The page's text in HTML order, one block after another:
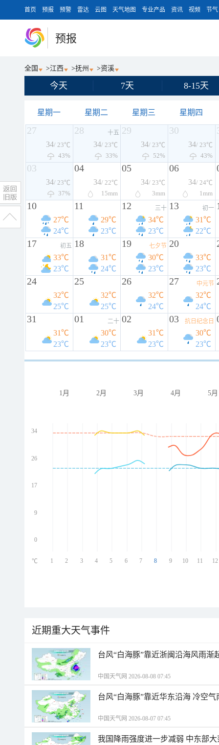
首页 预报 预警 雷达 云图 天气地图 专业产品 资讯 视频 节气
预报
全国 >江西 >抚州 >资溪
今天 7天 8-15天
星期一 星期二 星期三 星期四
27
34/ 23℃
43%
28 十五
34/ 23℃
33%
29
34/ 23℃
52%
30
34/ 23℃
43%
03
34/ 23℃
37%
04
34/ 22℃
15mm
05
34/ 23℃
3mm
06
34/ 24℃
1mm
10
27℃
24℃
11
29℃
23℃
12 三十
34℃
23℃
13 初一
31℃
22℃
17 初五
33℃
23℃
18
31℃
24℃
19 七夕节
30℃
23℃
20
33℃
23℃
24
32℃
25℃
25
32℃
25℃
26
32℃
24℃
27 中元节
32℃
24℃
31
31℃
23℃
01 二十
30℃
23℃
02
31℃
23℃
03 抗日纪念日
30℃
23℃
1月 2月 3月 4月 5月
34
26
17
9
0
1 2 3 4 5 6 7 8 9 10 11 12
℃
近期重大天气事件
台风“白海豚”靠近浙闽沿海风雨渐
中国天气网 2026-08-08 07:45
台风“白海豚”靠近华东沿海 冷空
中国天气网 2026-08-07 07:45
我国降雨强度进一步减弱 中东部